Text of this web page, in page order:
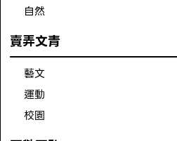
自然
賣弄文青
藝文
運動
校園